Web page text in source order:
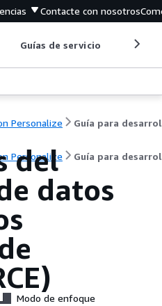
Contacte con nosotros
Guías de servicio
Personalize
Personalize Guía para
del
datos
Modo de enfoque